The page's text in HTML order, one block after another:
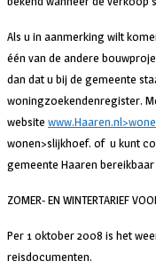
Als u in aanmerking wilt
één van de andere
dan dat u bij de gemeente
woningzoekendenregister.
website
wonen>slijkhoef. of u kunt
gemeente Haaren
ZOMER- EN WINTERTARIEF
Per 1 oktober 2008 is het
reisdocumenten.